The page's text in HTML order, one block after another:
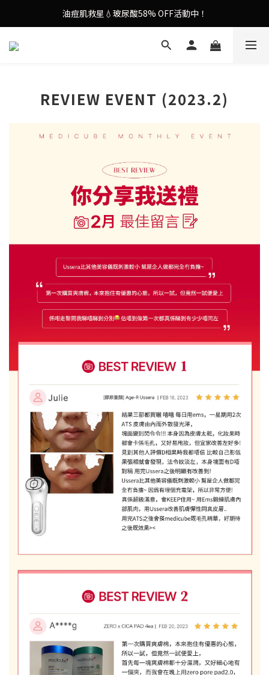
謝安琪愛用美容儀🌸護膚效果UP！
油痘肌救星💧玻尿酸58% OFF活動中！
果凍噴霧！一噴即現美白光透肌✨
REVIEW EVENT (2023.2)